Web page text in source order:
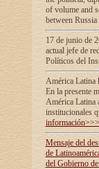
of volume and
between
17 de junio de
actual jefe de
Políticos del
América Latina
En la presente
América Latina
institucionales
información>>>
Mensaje del
de
del Gobierno